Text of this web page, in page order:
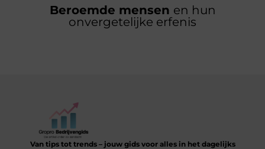
Beroemde mensen en hun
onvergetelijke erfenis
Van tips tot trends – jouw gids voor alles in het dagelijks